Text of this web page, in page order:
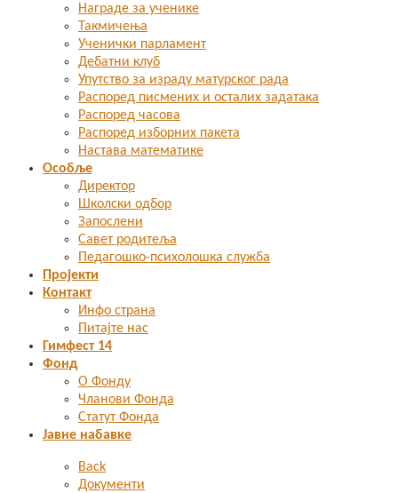
Награде за ученике
Такмичења
Ученички парламент
Дебатни клуб
Упутство за израду матурског рада
Распоред писмених и осталих задатака
Распоред часова
Распоред изборних пакета
Настава математике
Особље
Директор
Школски одбор
Запослени
Савет родитеља
Педагошко-психолошка служба
Пројекти
Контакт
Инфо страна
Питајте нас
Гимфест 14
Фонд
О Фонду
Чланови Фонда
Статут Фонда
Јавне набавке
Back
Документи